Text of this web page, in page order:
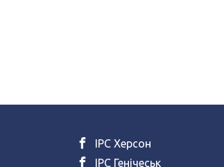
ІРС Херсон
ІРС Генічеськ